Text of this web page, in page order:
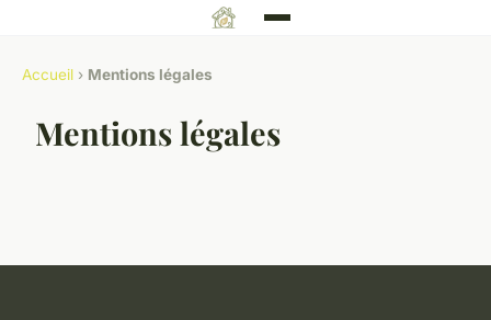
Accueil › Mentions légales
Mentions légales